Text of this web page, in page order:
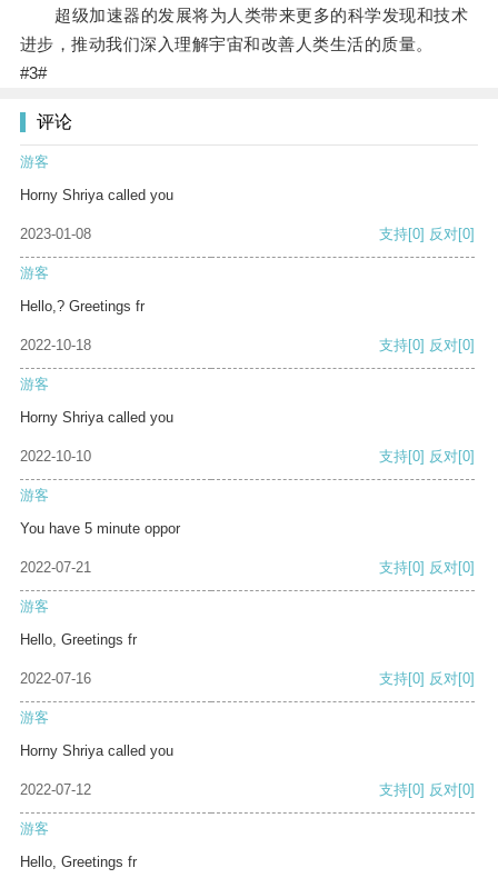
超级加速器的发展将为人类带来更多的科学发现和技术
进步，推动我们深入理解宇宙和改善人类生活的质量。
#3#
评论
游客
Horny Shriya called you
2023-01-08 支持[0] 反对[0]
游客
Hello,? Greetings fr
2022-10-18 支持[0] 反对[0]
游客
Horny Shriya called you
2022-10-10 支持[0] 反对[0]
游客
You have 5 minute oppor
2022-07-21 支持[0] 反对[0]
游客
Hello, Greetings fr
2022-07-16 支持[0] 反对[0]
游客
Horny Shriya called you
2022-07-12 支持[0] 反对[0]
游客
Hello, Greetings fr